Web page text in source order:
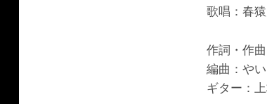
歌唱：春
作詞・作
編曲：やい
ギター：